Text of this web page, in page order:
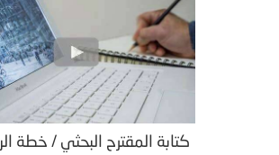
كتابة المقترح البحثي / خطة